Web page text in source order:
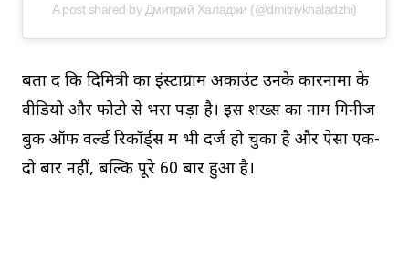
A post shared by Дмитрий Халаджи (@dmitriykhaladzhi)
बता दें कि दिमित्री का इंस्टाग्राम अकाउंट उनके कारनामों के
वीडियो और फोटो से भरा पड़ा है। इस शख्स का नाम गिनीज
बुक ऑफ वर्ल्ड रिकॉर्ड्स में भी दर्ज हो चुका है और ऐसा एक-
दो बार नहीं, बल्कि पूरे 60 बार हुआ है।